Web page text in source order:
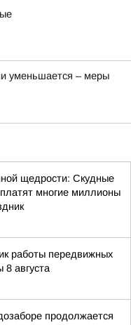
уменьшается – меры
щедрости: Скудные
многие миллионы
работы передвижных
8 августа
продолжается